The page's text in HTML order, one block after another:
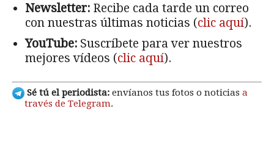
Newsletter: Recibe cada tarde un correo
con nuestras últimas noticias (clic aquí).
YouTube: Suscríbete para ver nuestros
mejores vídeos (clic aquí).
Sé tú el periodista: envíanos tus fotos o noticias a
través de Telegram.